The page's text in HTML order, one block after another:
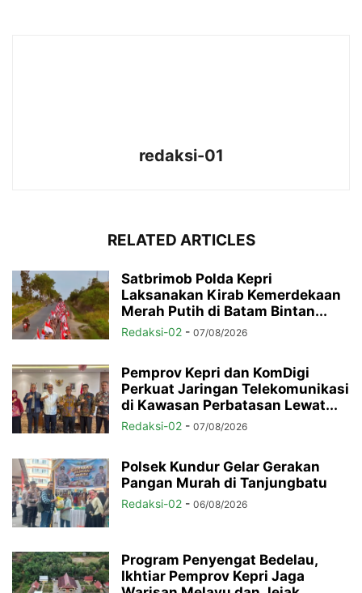
redaksi-01
RELATED ARTICLES
Satbrimob Polda Kepri
Laksanakan Kirab Kemerdekaan
Merah Putih di Batam Bintan...
Redaksi-02 - 07/08/2026
Pemprov Kepri dan KomDigi
Perkuat Jaringan Telekomunikasi
di Kawasan Perbatasan Lewat...
Redaksi-02 - 07/08/2026
Polsek Kundur Gelar Gerakan
Pangan Murah di Tanjungbatu
Redaksi-02 - 06/08/2026
Program Penyengat Bedelau,
Ikhtiar Pemprov Kepri Jaga